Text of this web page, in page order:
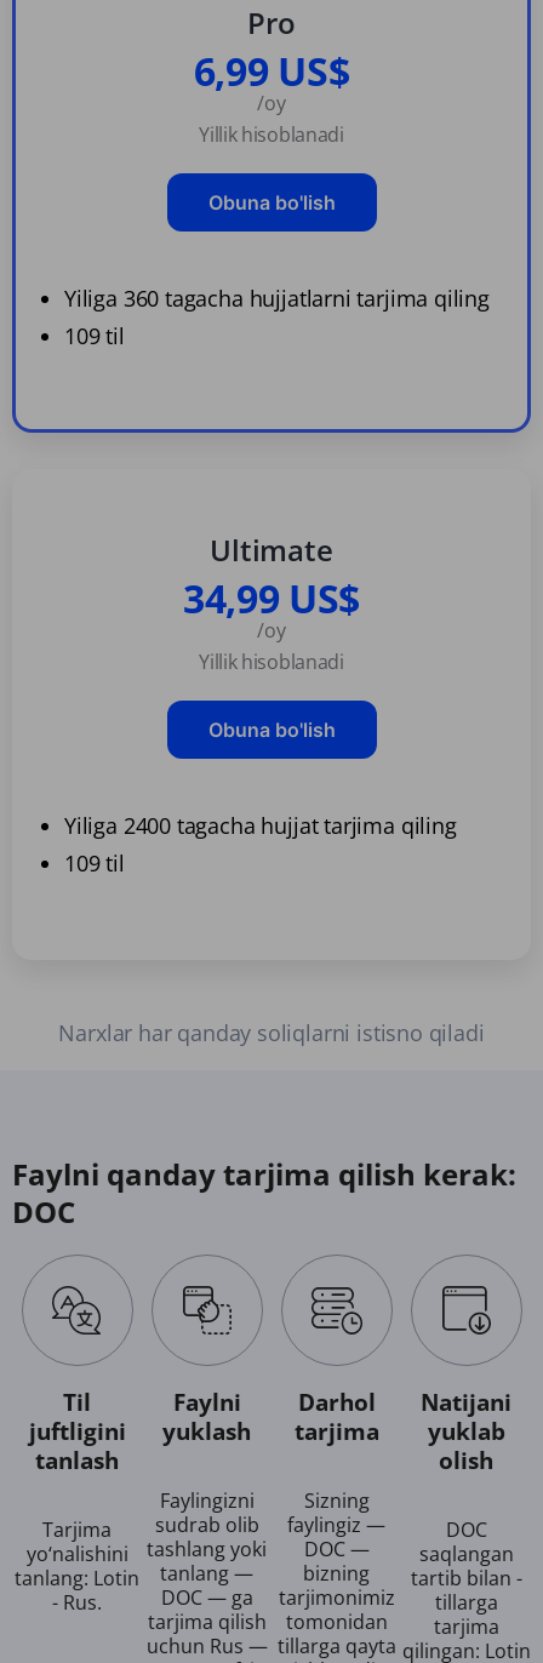
Pro
6,99 US$
/oy
Yillik hisoblanadi
Obuna bo'lish
Yiliga 360 tagacha hujjatlarni tarjima qiling
109 til
Ultimate
34,99 US$
/oy
Yillik hisoblanadi
Obuna bo'lish
Yiliga 2400 tagacha hujjat tarjima qiling
109 til
Narxlar har qanday soliqlarni istisno qiladi
Faylni qanday tarjima qilish kerak:
DOC
Til
juftligini
tanlash
Tarjima
yo‘nalishini
tanlang: Lotin
- Rus.
Faylni
yuklash
Faylingizni
sudrab olib
tashlang yoki
tanlang —
DOC — ga
tarjima qilish
uchun Rus —
Darhol
tarjima
Sizning
faylingiz —
DOC —
bizning
tarjimonimiz
tomonidan
tillarga qayta
Natijani
yuklab
olish
DOC
saqlangan
tartib bilan -
tillarga
tarjima
qilingan: Lotin